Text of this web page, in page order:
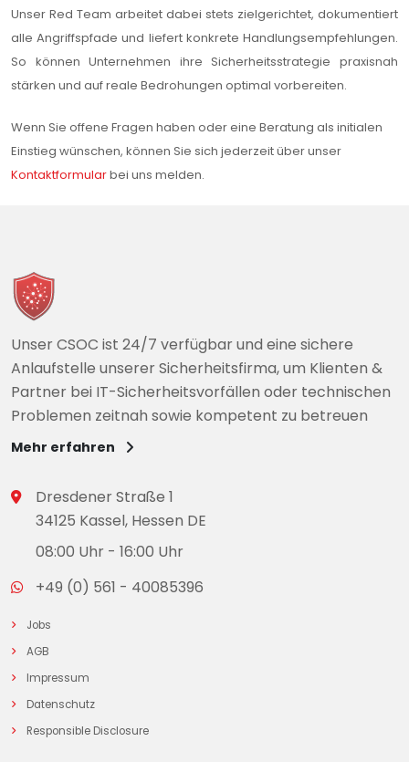
Unser Red Team arbeitet dabei stets zielgerichtet, dokumentiert
alle Angriffspfade und liefert konkrete Handlungsempfehlungen.
So können Unternehmen ihre Sicherheitsstrategie praxisnah
stärken und auf reale Bedrohungen optimal vorbereiten.
Wenn Sie offene Fragen haben oder eine Beratung als initialen
Einstieg wünschen, können Sie sich jederzeit über unser
Kontaktformularbei uns melden.
Unser CSOC ist 24/7 verfügbar und eine sichere
Anlaufstelle unserer Sicherheitsfirma, um Klienten &
Partner bei IT-Sicherheitsvorfällen oder technischen
Problemen zeitnah sowie kompetent zu betreuen
Mehr erfahren
Dresdener Straße 1
34125 Kassel, Hessen DE
08:00 Uhr - 16:00 Uhr
+49 (0) 561 - 40085396
Jobs
AGB
Impressum
Datenschutz
Responsible Disclosure